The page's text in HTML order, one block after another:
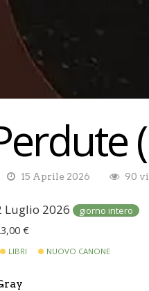
15 Aprile 2026 90
Luglio 2026 giorno intero
€
LIBRI NUOVO CANONE